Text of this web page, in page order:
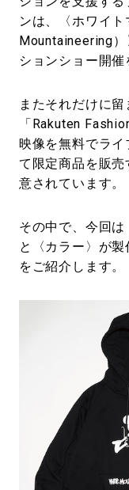
ンは、〈ホワイ
Mountaineering
ションショー開催
またそれだけに
「Rakuten
映像を無料でラ
て限定商品を販
意されています。
その中で、今回は
と〈カラー〉が
をご紹介します。